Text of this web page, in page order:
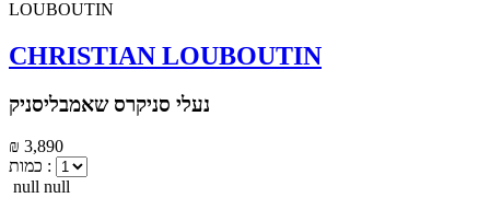
CHRISTIAN LOUBOUTIN
נעלי סניקרס שאמבליסניק
₪ 3,890
כמות :
null null